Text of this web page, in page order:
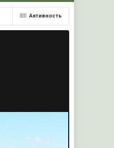
Активность